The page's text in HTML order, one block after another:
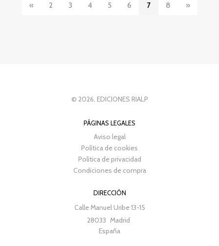
« 2 3 4 5 6 7 8 »
© 2026, EDICIONES RIALP
PÁGINAS LEGALES
Aviso legal
Política de cookies
Política de privacidad
Condiciones de compra
DIRECCIÓN
Calle Manuel Uribe 13-15
28033 Madrid
España